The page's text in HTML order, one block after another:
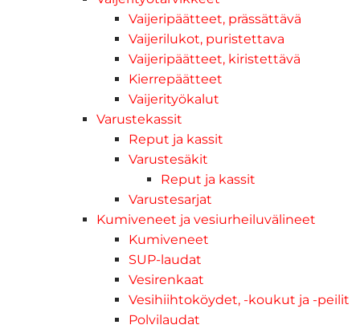
Vaijeripäätteet, prässättävä
Vaijerilukot, puristettava
Vaijeripäätteet, kiristettävä
Kierrepäätteet
Vaijerityökalut
Varustekassit
Reput ja kassit
Varustesäkit
Reput ja kassit
Varustesarjat
Kumiveneet ja vesiurheiluvälineet
Kumiveneet
SUP-laudat
Vesirenkaat
Vesihiihtoköydet, -koukut ja -peilit
Polvilaudat